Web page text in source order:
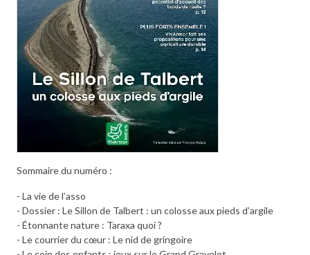
Sommaire du numéro :
- La vie de l’asso
- Dossier : Le Sillon de Talbert : un colosse aux pieds d’argile
- Étonnante nature : Taraxa quoi ?
- Le courrier du cœur : Le nid de gringoire